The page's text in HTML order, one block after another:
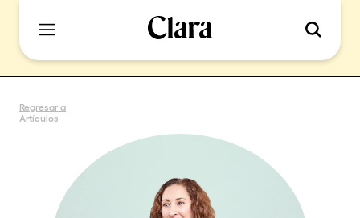
Regresar a
Artículos